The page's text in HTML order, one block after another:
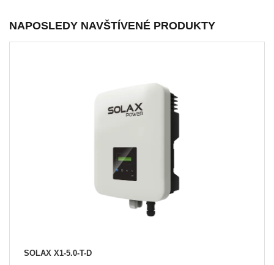
NAPOSLEDY NAVŠTÍVENÉ PRODUKTY
SOLAX X1-5.0-T-D